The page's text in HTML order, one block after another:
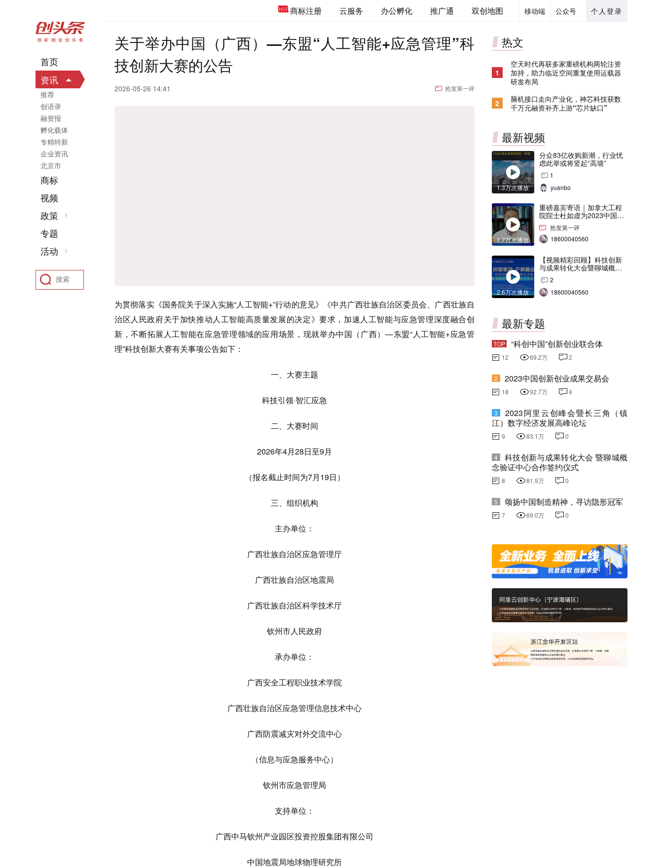
个人登录
公众号
移动端
商标注册 云服务 办公孵化 推广通 双创地图
关于举办中国（广西）—东盟“人工智能+应急管理”科
技创新大赛的公告
2026-05-26 14:41 抢发第一评
为贯彻落实《国务院关于深入实施“人工智能+”行动的意见》《中共广西壮族自治区委员会、广西壮族自
治区人民政府关于加快推动人工智能高质量发展的决定》要求，加速人工智能与应急管理深度融合创
新，不断拓展人工智能在应急管理领域的应用场景，现就举办中国（广西）—东盟“人工智能+应急管
理”科技创新大赛有关事项公告如下：
一、大赛主题
科技引领·智汇应急
二、大赛时间
2026年4月28日至9月
（报名截止时间为7月19日）
三、组织机构
主办单位：
广西壮族自治区应急管理厅
广西壮族自治区地震局
广西壮族自治区科学技术厅
钦州市人民政府
承办单位：
广西安全工程职业技术学院
广西壮族自治区应急管理信息技术中心
广西防震减灾对外交流中心
（信息与应急服务中心）
钦州市应急管理局
支持单位：
广西中马钦州产业园区投资控股集团有限公司
中国地震局地球物理研究所
热文
1
空天时代再获多家重磅机构两轮注资
加持，助力临近空间重复使用运载器
研发布局
2
脑机接口走向产业化，神芯科技获数
千万元融资补齐上游“芯片缺口”
最新视频
1.3万次播放
分众83亿收购新潮，行业忧
虑此举或将竖起“高墙”
1
yuanbo
1.7万次播放
重磅嘉宾寄语｜加拿大工程
院院士杜如虚为2023中国创
交会打Call！
抢发第一评
18600040560
2.6万次播放
【视频精彩回顾】科技创新
与成果转化大会暨聊城概念
验证中心合作签约仪式
2
18600040560
最新专题
TOP “科创中国”创新创业联合体
12 69.2万 2
2 2023中国创新创业成果交易会
18 92.7万 4
3
2023阿里云创峰会暨长三角（镇
江）数字经济发展高峰论坛
9 83.1万 0
4
科技创新与成果转化大会 暨聊城概
念验证中心合作签约仪式
8 81.9万 0
5 颂扬中国制造精神，寻访隐形冠军
7 69.0万 0
首页
资讯
推荐
创语录
融资报
孵化载体
专精特新
企业资讯
北京市
商标
视频
政策
专题
活动